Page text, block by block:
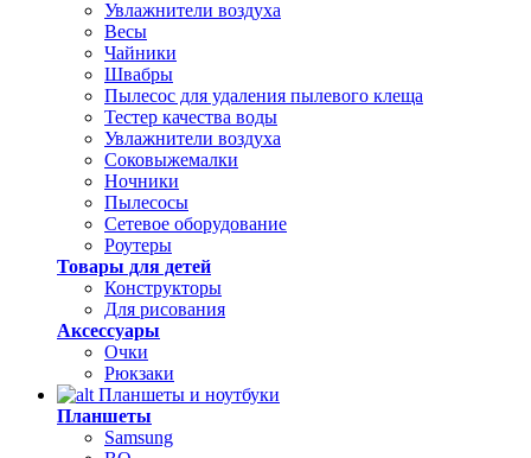
Увлажнители воздуха
Весы
Чайники
Швабры
Пылесос для удаления пылевого клеща
Тестер качества воды
Увлажнители воздуха
Соковыжемалки
Ночники
Пылесосы
Сетевое оборудование
Роутеры
Товары для детей
Конструкторы
Для рисования
Аксессуары
Очки
Рюкзаки
Планшеты и ноутбуки
Планшеты
Samsung